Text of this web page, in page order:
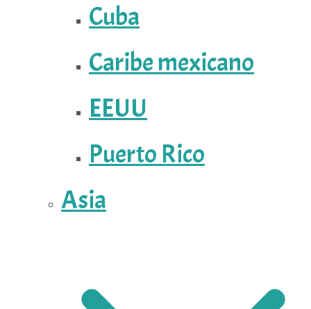
Cuba
Caribe mexicano
EEUU
Puerto Rico
Asia